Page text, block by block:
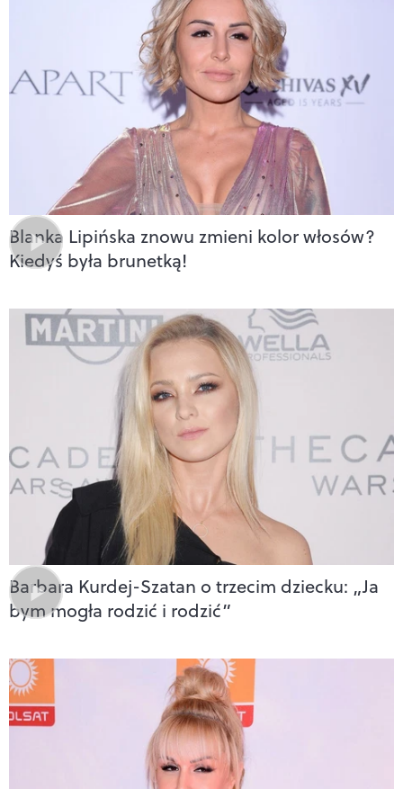
Blanka Lipińska znowu zmieni kolor włosów?
Kiedyś była brunetką!
Barbara Kurdej-Szatan o trzecim dziecku: „Ja
bym mogła rodzić i rodzić”